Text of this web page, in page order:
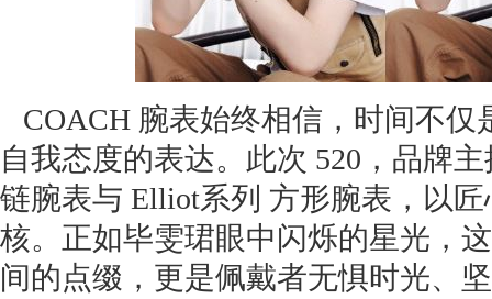
COACH 腕表始终相信，时间不仅
自我态度的表达。此次 520，品牌
链腕表与 Elliot系列 方形腕表，以匠
核。正如毕雯珺眼中闪烁的星光，
间的点缀，更是佩戴者无惧时光、